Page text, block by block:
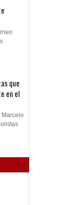
que
en el
Marcelo